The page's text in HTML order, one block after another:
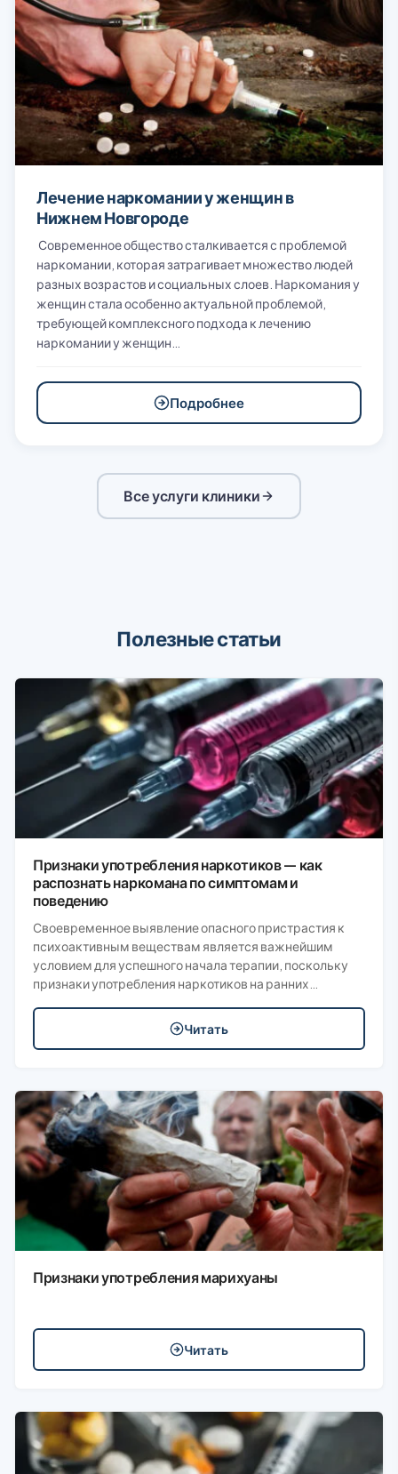
Лечение наркомании у женщин в
Нижнем Новгороде
Современное общество сталкивается с проблемой
наркомании, которая затрагивает множество людей
разных возрастов и социальных слоев. Наркомания у
женщин стала особенно актуальной проблемой,
требующей комплексного подхода к лечению
наркомании у женщин…
Подробнее
Все услуги клиники
Полезные статьи
Признаки употребления наркотиков — как
распознать наркомана по симптомам и
поведению
Своевременное выявление опасного пристрастия к
психоактивным веществам является важнейшим
условием для успешного начала терапии, поскольку
признаки употребления наркотиков на ранних…
Читать
Признаки употребления марихуаны
Читать